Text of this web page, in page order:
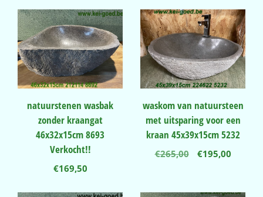
natuurstenen wasbak
zonder kraangat
46x32x15cm 8693
Verkocht!!
€169,50
waskom van natuursteen
met uitsparing voor een
kraan 45x39x15cm 5232
€265,00
€265,00.
€195,00